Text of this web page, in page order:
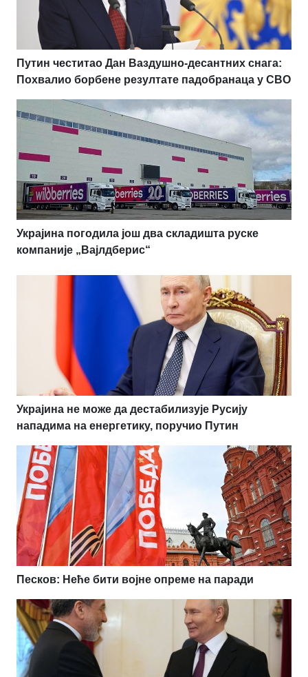
Путин честитао Дан Ваздушно-десантних снага:
Похвалио борбене резултате падобранаца у СВО
Украјина погодила још два складишта руске
компаније „Вајлдберис“
Украјина не може да дестабилизује Русију
нападима на енергетику, поручио Путин
Песков: Неће бити војне опреме на паради